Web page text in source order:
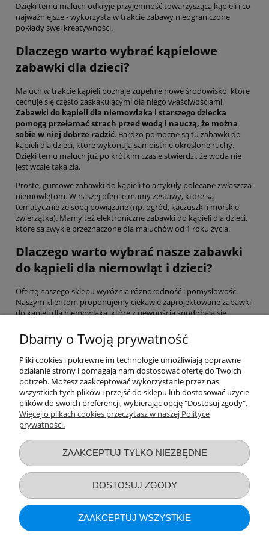
Dzięki temu maluch odkryje przyjemność towarzyszącą kąpieli i co
najważniejsze - wykorzysta w trakcie zabawy nieograniczone
pokłady swej kreatywności.
Dlaczego warto wybrać kąpielowe
zabawki dla dzieci?
Maluch w trakcie kąpieli poznaje zupełnie nowe środowisko, które
cechuje się często zaskakującymi dla niego właściwościami.
Zabawki do kąpieli dla niemowlaka i starszego dziecka
pomogą przełamać strach przed wodą i nauczą, że można
sobie w niej dobrze radzić. Bardzo pomocne są tu zabawki do
kąpieli dla dzieci, które wykonują samoistnie określone ruchy.
Dzięki temu maluch już po krótkim czasie stwierdzi, że woda nie
jest wcale taka zła.
Proste, gumowe zabawki do kąpieli to artykuły polecane zwłaszcza
niemowlętom. W naszej ofercie mamy zestawy, które są
tematycznie ze sobą powiązane (np. ogród, kaczuszki i morskie
zwierzątka). Mamy też elektroniczne zabawki do kąpieli dla dzieci,
które są zwykle przeznaczone dla maluchów od 1 roku życia.
Dlaczego warto wybrać nasze zabawki
do kąpieli dla niemowląt i dzieci?
Ofertę naszego sklepu wyróżnia różnorodność i pomysłowość.
Naszym klientom proponujemy ciekawie zaprojektowane zabawki
do kąpieli dla niemowlaka, które z pewnością spodobają się
edukacyjny, jak i integracyjny . Zabawki do kąpieli dla niemowląt
i dzieci to doskonała propozycja również dla tych, którzy po prostu
chcą spędzać z dzieckiem czas kąpieli. Mnogość wzorów i kolorów
sprawi, że odkrywanie kolejnych wariantów zabawy będzie
prawdziwą przyjemnością.
Reasumując, nasze zabawki do kąpieli dla niemowląt i nieco
większych pociech to strzał w dziesiątkę.
Informacje o sklepie
Dbamy o Twoją prywatność
Pliki cookies i pokrewne im technologie umożliwiają poprawne
działanie strony i pomagają nam dostosować ofertę do Twoich
potrzeb. Możesz zaakceptować wykorzystanie przez nas
wszystkich tych plików i przejść do sklepu lub dostosować użycie
plików do swoich preferencji, wybierając opcję "Dostosuj zgody".
Więcej o plikach cookies przeczytasz w naszej Polityce
prywatności.
ZAAKCEPTUJ TYLKO NIEZBĘDNE
DOSTOSUJ ZGODY
ZAAKCEPTUJ WSZYSTKIE